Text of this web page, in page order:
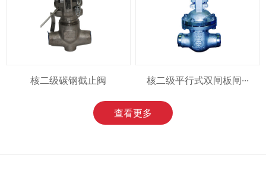
核二级碳钢截止阀 核二级平行式双闸板闸···
查看更多